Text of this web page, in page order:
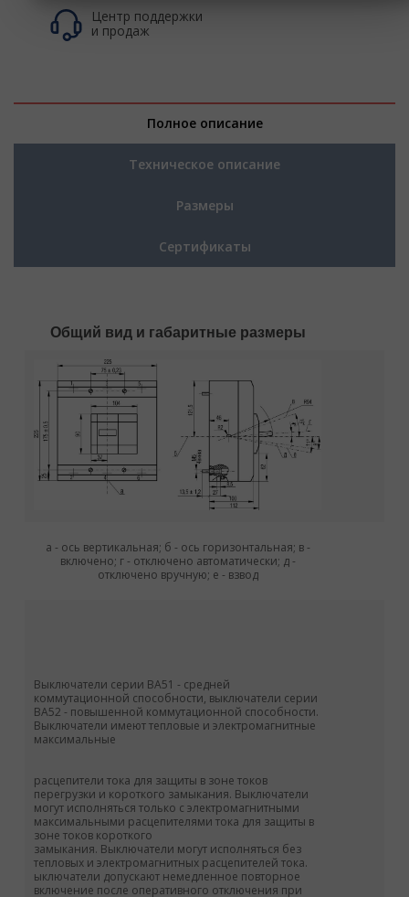
Центр поддержки
и продаж
Полное описание
Техническое описание
Размеры
Сертификаты
Общий вид и габаритные размеры
а - ось вертикальная; б - ось горизонтальная; в -
включено; г - отключено автоматически; д -
отключено вручную; е - взвод
Выключатели серии BA51 - средней
коммутационной способности, выключатели серии
ВА52 - повышенной коммутационной способности.
Выключатели имеют тепловые и электромагнитные
максимальные
расцепители тока для защиты в зоне токов
перегрузки и короткого замыкания. Выключатели
могут исполняться только с электромагнитными
максимальными расцепителями тока для защиты в
зоне токов короткого
замыкания. Выключатели могут исполняться без
тепловых и электромагнитных расцепителей тока.
ыключатели допускают немедленное повторное
включение после оперативного отключения при